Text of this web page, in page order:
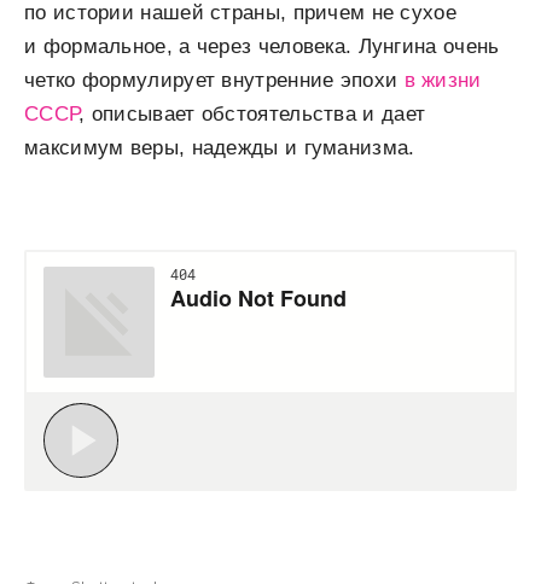
по истории нашей страны, причем не сухое
и формальное, а через человека. Лунгина очень
четко формулирует внутренние эпохи в жизни
СССР, описывает обстоятельства и дает
максимум веры, надежды и гуманизма.